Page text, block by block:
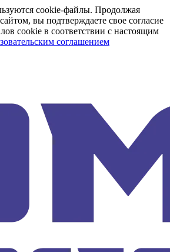
cookie-файлы. Продолжая
вы подтверждаете свое согласие
cookie в соответствии с настоящим
соглашением